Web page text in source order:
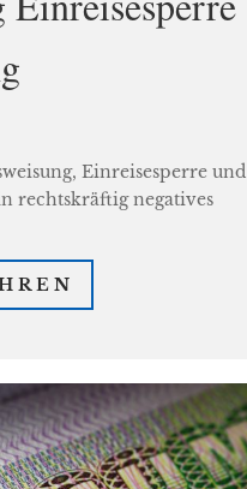
Einreisesperre und
rechtskräftig negatives